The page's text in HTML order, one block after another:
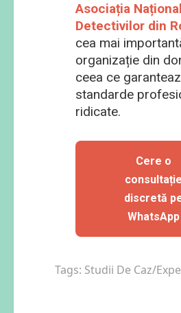
Asociația
Detectivilor din
cea mai
organizație din
ceea ce
standarde
ridicate.
Cere o
consultație
discretă
WhatsApp
Tags: Studii De Caz/